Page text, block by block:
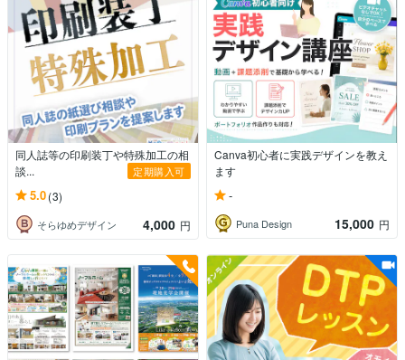
同人誌等の印刷装丁や特殊加工の相
談...
定期購入可
5.0(3)
そらゆめデザイン 4,000 円
Canva初心者に実践デザインを教え
ます
-
Puna Design 15,000 円